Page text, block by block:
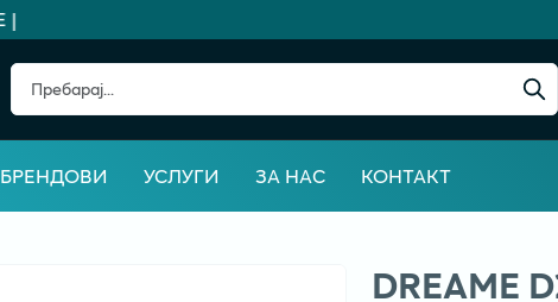
БРЕНДОВИ УСЛУГИ ЗА НАС КОНТАКТ
DRЕАМЕ